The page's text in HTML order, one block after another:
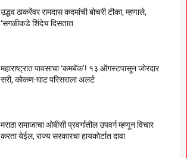
उद्धव ठाकरेंवर रामदास कदमांची बोचरी टीका; म्हणाले,
‘सगळीकडे शिंदेच दिसतात
महाराष्ट्रात पावसाचा ‘कमबॅक’! १३ ऑगस्टपासून जोरदार
सरी, कोकण-घाट परिसराला अलर्ट
मराठा समाजाचा ओबीसी प्रवर्गातील उपवर्ग म्हणून विचार
करता येईल, राज्य सरकारचा हायकोर्टात दावा